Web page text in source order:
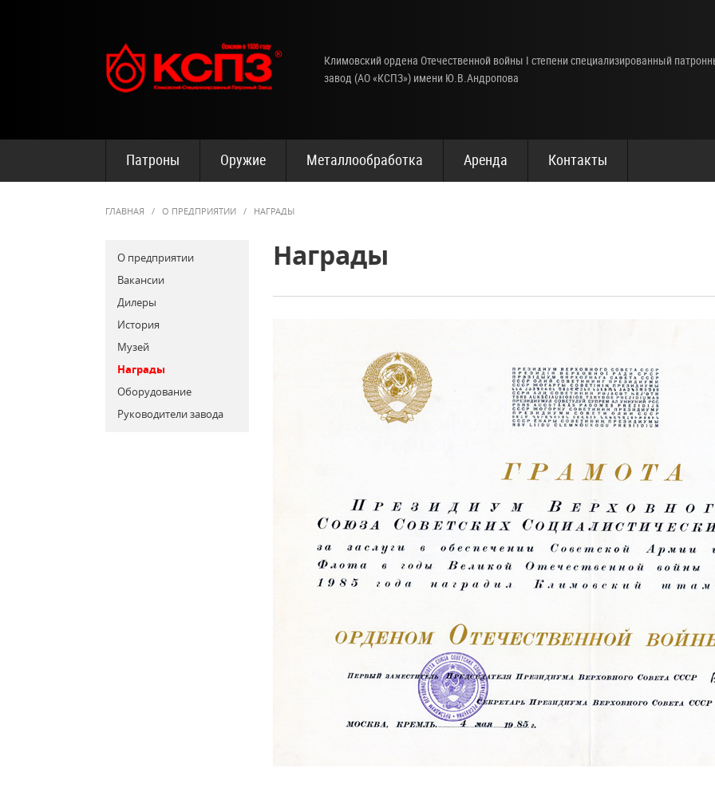
Климовский ордена Отечественной войны I степени специализированный
завод (АО «КСПЗ») имени Ю.В.Андропова
Патроны Оружие Металлообработка Аренда Контакты
ГЛАВНАЯ / О ПРЕДПРИЯТИИ / НАГРАДЫ
О предприятии
Вакансии
Дилеры
История
Музей
Награды
Оборудование
Руководители завода
Награды